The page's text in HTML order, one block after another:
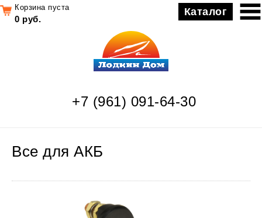
+7 (961) 091-64-30
Все для АКБ
Корзина пуста
0 руб.
Каталог